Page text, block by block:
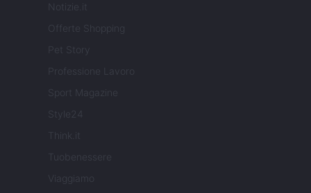
Notizie.it
Offerte Shopping
Pet Story
Professione Lavoro
Sport Magazine
Style24
Think.it
Tuobenessere
Viaggiamo